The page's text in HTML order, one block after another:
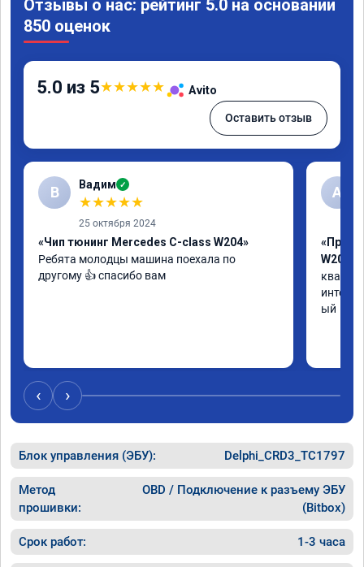
Отзывы о нас: рейтинг 5.0 на основании
850 оценок
5.0 из 5★★★★★ Avito
Оставить отзыв
В Вадим ✓
★★★★★
25 октября 2024
«Чип тюнинг Mercedes C-class W204»
Ребята молодцы машина поехала по
другому 👍 спасибо вам
А
W205»
ый
‹ ›
Блок управления (ЭБУ): Delphi_CRD3_TC1797
Метод
прошивки:
OBD / Подключение к разъему ЭБУ
(Bitbox)
Срок работ: 1-3 часа